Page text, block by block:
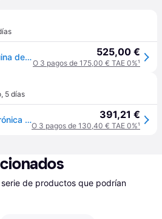
Brother Fs70wtx - Máquina de Coser Electrónica con 70 Tipos de Puntadas y Ojales Automáticos + Mesa de Extensión 525,00 €
O 3 pagos de 175,00 € TAE 0%¹
, 5 días
Máquina De Coser Electrónica Brother Fs70wtx Blanca 391,21 €
O 3 pagos de 130,40 € TAE 0%¹
de productos que podrían